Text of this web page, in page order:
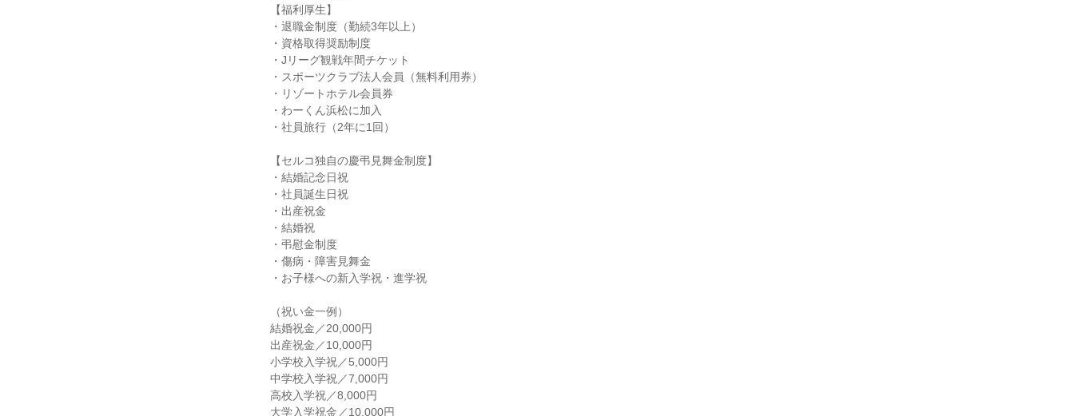
【福利厚生】
・退職金制度（勤続3年以上）
・資格取得奨励制度
・Jリーグ観戦年間チケット
・スポーツクラブ法人会員（無料利用券）
・リゾートホテル会員券
・わーくん浜松に加入
・社員旅行（2年に1回）
【セルコ独自の慶弔見舞金制度】
・結婚記念日祝
・社員誕生日祝
・出産祝金
・結婚祝
・弔慰金制度
・傷病・障害見舞金
・お子様への新入学祝・進学祝
（祝い金一例）
結婚祝金／20,000円
出産祝金／10,000円
小学校入学祝／5,000円
中学校入学祝／7,000円
高校入学祝／8,000円
大学入学祝金／10,000円